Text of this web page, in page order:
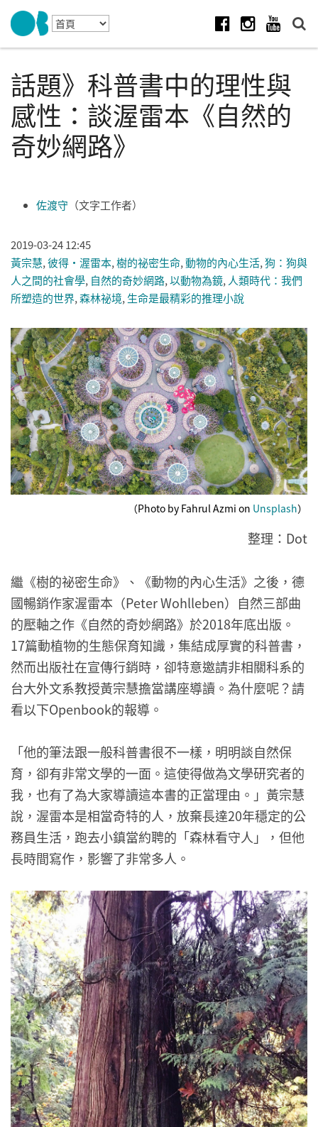
Skip to navigation
移至主內容
話題》科普書中的理性與
感性：談渥雷本《自然的
奇妙網路》
佐渡守 （文字工作者）
2019-03-24 12:45
黃宗慧,彼得‧渥雷本,樹的祕密生命,動物的內心生活,狗：狗與
人之間的社會學, 自然的奇妙網路,以動物為鏡, 人類時代：我們
所塑造的世界,森林祕境, 生命是最精彩的推理小說
（Photo by Fahrul Azmi on Unsplash）
整理：Dot
繼《樹的祕密生命》、《動物的內心生活》之後，德
國暢銷作家渥雷本（Peter Wohlleben）自然三部曲
的壓軸之作《自然的奇妙網路》於2018年底出版。
17篇動植物的生態保育知識，集結成厚實的科普書，
然而出版社在宣傳行銷時，卻特意邀請非相關科系的
台大外文系教授黃宗慧擔當講座導讀。為什麼呢？請
看以下Openbook的報導。
「他的筆法跟一般科普書很不一樣，明明談自然保
育，卻有非常文學的一面。這使得做為文學研究者的
我，也有了為大家導讀這本書的正當理由。」黃宗慧
說，渥雷本是相當奇特的人，放棄長達20年穩定的公
務員生活，跑去小鎮當約聘的「森林看守人」，但他
長時間寫作，影響了非常多人。